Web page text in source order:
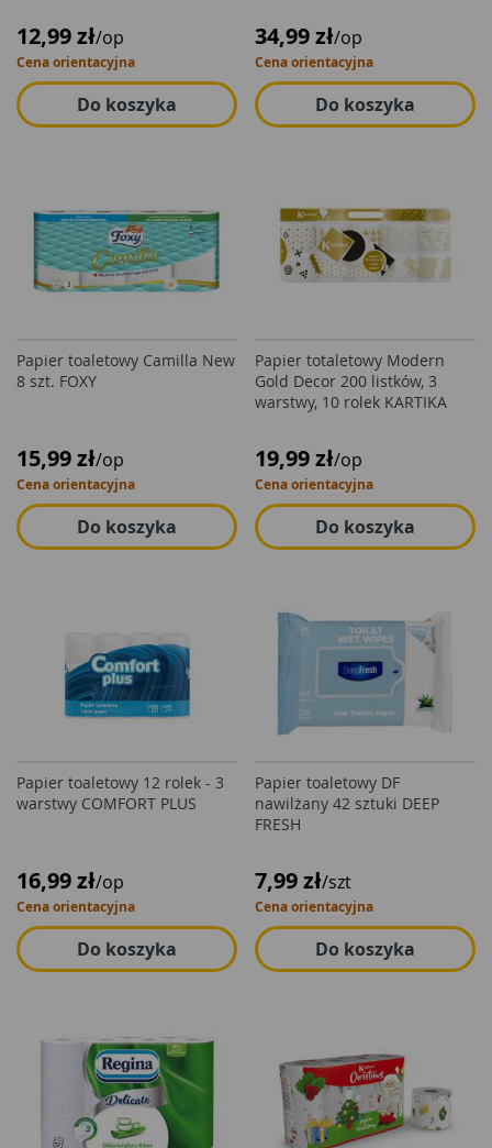
12,99 zł/op
Cena orientacyjna
Do koszyka
34,99 zł/op
Cena orientacyjna
Do koszyka
Papier toaletowy Camilla New
8 szt. FOXY
15,99 zł/op
Cena orientacyjna
Do koszyka
Papier totaletowy Modern
Gold Decor 200 listków, 3
warstwy, 10 rolek KARTIKA
19,99 zł/op
Cena orientacyjna
Do koszyka
Papier toaletowy 12 rolek - 3
warstwy COMFORT PLUS
16,99 zł/op
Cena orientacyjna
Do koszyka
Papier toaletowy DF
nawilżany 42 sztuki DEEP
FRESH
7,99 zł/szt
Cena orientacyjna
Do koszyka